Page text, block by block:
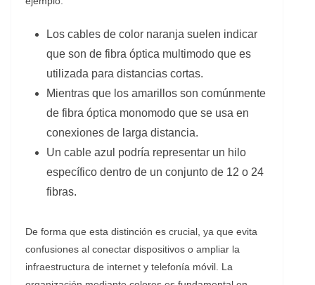
Los cables de color naranja suelen indicar
que son de fibra óptica multimodo que es
utilizada para distancias cortas.
Mientras que los amarillos son comúnmente
de fibra óptica monomodo que se usa en
conexiones de larga distancia.
Un cable azul podría representar un hilo
específico dentro de un conjunto de 12 o 24
fibras.
De forma que esta distinción es crucial, ya que evita
confusiones al conectar dispositivos o ampliar la
infraestructura de internet y telefonía móvil. La